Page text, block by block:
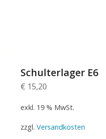
Schulterlager E6
€ 15,20
exkl. 19 % MwSt.
zzgl. Versandkosten